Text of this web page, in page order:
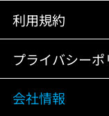
利用規約
プライバシーポ
会社情報